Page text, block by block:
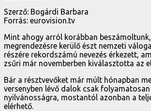
Szerző: Bogárdi Barbara
Forrás: eurovision.tv
Mint ahogy arról korábban
megrendezésre kerülő észt nemzeti
részére rekordszámú nevezés érkezett,
zsűri már novemberben kiválasztotta az
Bár a résztvevőket már múlt hónapban
versenyben lévő dalok csak
nyilvánosságra, mostantól azonban a
elérhető.